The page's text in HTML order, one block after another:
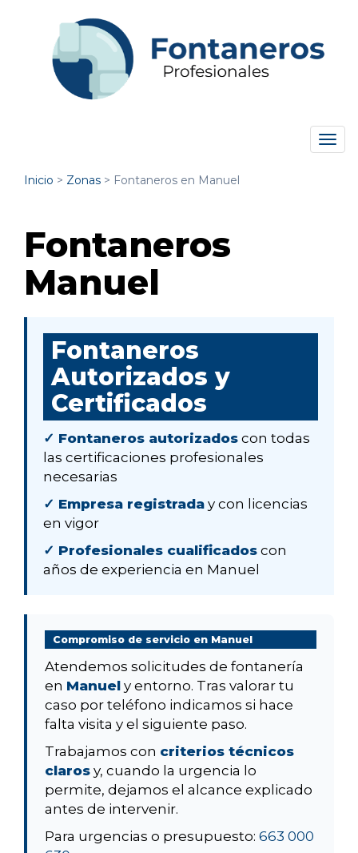
Inicio > Zonas > Fontaneros en Manuel
Fontaneros
Manuel
Fontaneros
Autorizados y
Certificados
✓ Fontaneros autorizados con todas
las certificaciones profesionales
necesarias
✓ Empresa registrada y con licencias
en vigor
✓ Profesionales cualificados con
años de experiencia en Manuel
Compromiso de servicio en Manuel
Atendemos solicitudes de fontanería
en Manuel y entorno. Tras valorar tu
caso por teléfono indicamos si hace
falta visita y el siguiente paso.
Trabajamos con criterios técnicos
claros y, cuando la urgencia lo
permite, dejamos el alcance explicado
antes de intervenir.
Para urgencias o presupuesto: 663 000